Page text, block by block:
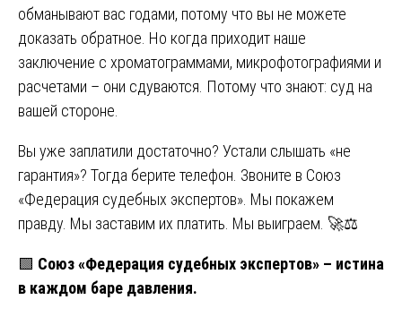
обманывают вас годами, потому что вы не можете
доказать обратное. Но когда приходит наше
заключение с хроматограммами, микрофотографиями и
расчетами – они сдуваются. Потому что знают: суд на
вашей стороне.
Вы уже заплатили достаточно? Устали слышать «не
гарантия»? Тогда берите телефон. Звоните в Союз
«Федерация судебных экспертов». Мы покажем
правду. Мы заставим их платить. Мы выиграем. 🚀⚖️
🟩 Союз «Федерация судебных экспертов» – истина
в каждом баре давления.